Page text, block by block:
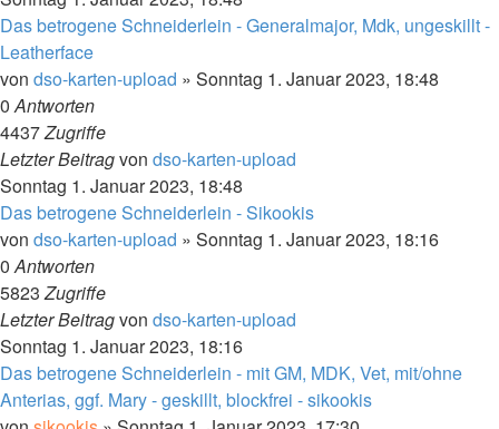
Das betrogene Schneiderlein - Generalmajor, Mdk, ungeskillt -
Leatherface
von dso-karten-upload » Sonntag 1. Januar 2023, 18:48
0Antworten
4437Zugriffe
Letzter Beitragvon dso-karten-upload
Sonntag 1. Januar 2023, 18:48
Das betrogene Schneiderlein - Sikookis
von dso-karten-upload » Sonntag 1. Januar 2023, 18:16
0Antworten
5823Zugriffe
Letzter Beitragvon dso-karten-upload
Sonntag 1. Januar 2023, 18:16
Das betrogene Schneiderlein - mit GM, MDK, Vet, mit/ohne
Anterias, ggf. Mary - geskillt, blockfrei - sikookis